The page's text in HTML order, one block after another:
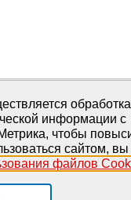
обработка
информации с
чтобы
сайтом, вы
файлов